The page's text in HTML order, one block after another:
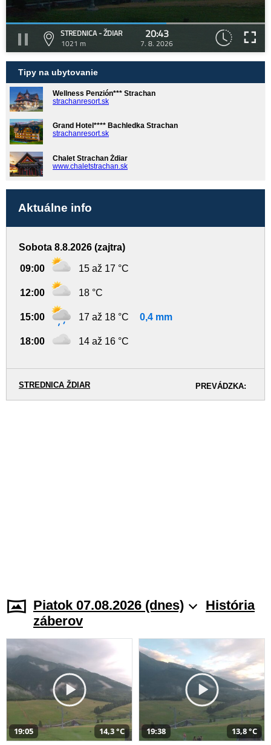
STREDNICA - ŽDIAR
1021 m
20:43
7. 8. 2026
Tipy na ubytovanie
Wellness Penzión*** Strachan
strachanresort.sk
Grand Hotel**** Bachledka Strachan
strachanresort.sk
Chalet Strachan Ždiar
www.chaletstrachan.sk
Aktuálne info
Sobota 8.8.2026 (zajtra)
09:00 15 až 17 °C
12:00 18 °C
15:00 17 až 18 °C 0,4 mm
18:00 14 až 16 °C
PREVÁDZKA:
STREDNICA ŽDIAR
Piatok 07.08.2026 (dnes)
História
záberov
19:05 14,3 °C 19:38 13,8 °C